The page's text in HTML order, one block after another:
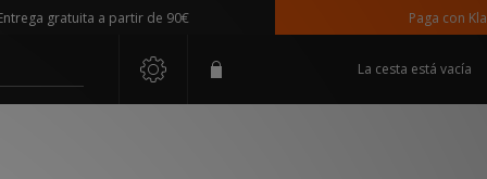
gratuita a partir de 90€ Paga con Klarna
La cesta está vacía